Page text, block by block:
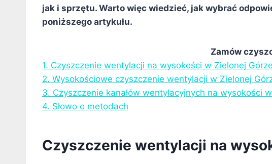
jak i sprzętu. Warto więc wiedzieć, jak wybrać
poniższego artykułu.
Zamów
1. Czyszczenie wentylacji na wysokości w Zielonej Górze
2. Wysokościowe czyszczenie wentylacji w Zielonej
3. Czyszczenie kanałów wentylacyjnych na wysokości
4. Słowo o metodach
Czyszczenie wentylacji na